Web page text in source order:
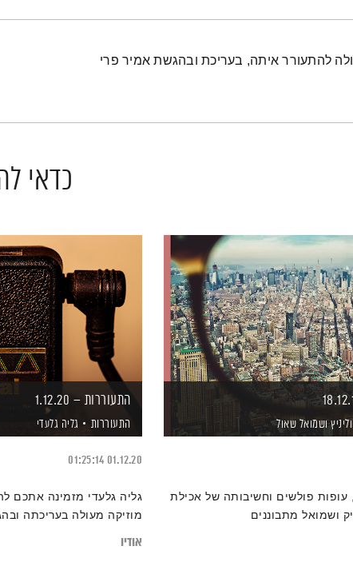
להתעורר איתה, בעריכת ובהגשת אמיר פרי
כדאי
ושמואל שאול
עופות פולשים וחשיבותה של אכילת
ושמואל מתבוננים
התעוררות – 1.12.20
התעוררות גליה גלעדי
01.12.20
01:25:14
גליה גלעדי מזמינה אתכם
מוזיקה מעולה בעריכתה
אודיו